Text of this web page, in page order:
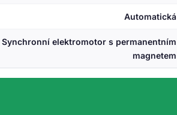
Automatická
Synchronní elektromotor s permanentním
magnetem